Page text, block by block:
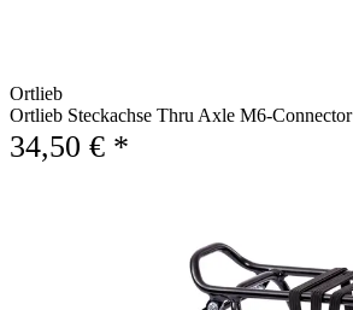
Ortlieb
Ortlieb Steckachse Thru Axle M6-Connector
34,50 € *